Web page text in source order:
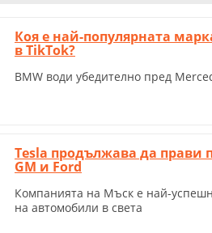
Коя е най-популярната
в TikTok?
BMW води убедително пред
Tesla продължава да прави
GM и Ford
Компанията на Мъск е най-
на автомобили в света